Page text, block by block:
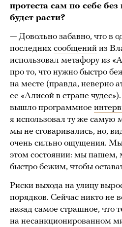
протеста сам по себе без
будет расти?
— Довольно забавно, что в
последних сообщений из
использовал метафору из
про то, что нужно быстро
на месте (правда, неверно
ее «Алисой в стране
вышло программное
я использовал ту же самую
мы не сговаривались, но,
очень сильно ощущения.
этом состоянии: мы пашем,
быстро бежим, чтобы
Риски выхода на улицу
порядков. Сейчас никто не
назад самое страшное, что
на несанкционированном